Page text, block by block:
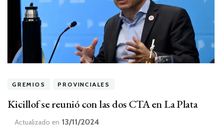
GREMIOS PROVINCIALES
Kicillof se reunió con las dos CTA en La Plata
Actualizado en 13/11/2024